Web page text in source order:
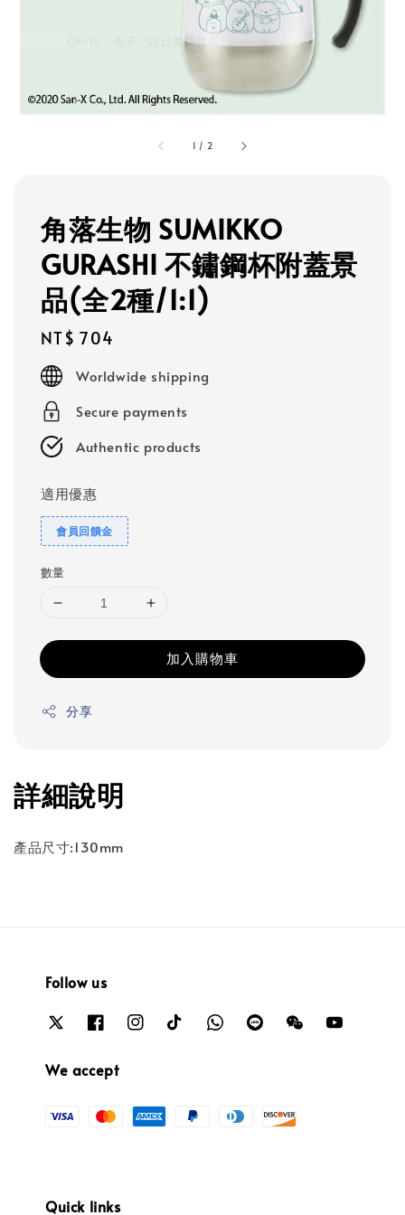
1 / 2
角落生物 SUMIKKO
GURASHI 不鏽鋼杯附蓋景
品(全2種/1:1)
Regular
price
NT$ 704
Worldwide shipping
Secure payments
Authentic products
適用優惠
會員回饋金
數量
加入購物車
分享
詳細說明
產品尺寸:130mm
Follow us
We accept
Quick links